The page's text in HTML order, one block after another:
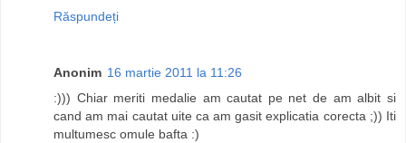
Răspundeți
Anonim 16 martie 2011 la 11:26
:))) Chiar meriti medalie am cautat pe net de am albit si
cand am mai cautat uite ca am gasit explicatia corecta ;)) Iti
multumesc omule bafta :)